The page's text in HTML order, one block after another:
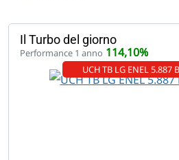
Il Turbo del giorno
Performance 1 anno 114,10%
UCH TB LG ENEL 5.887